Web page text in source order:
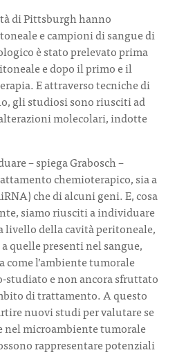
di Pittsburgh hanno
e campioni di sangue di
è stato prelevato prima
e dopo il primo e il
E attraverso tecniche di
gli studiosi sono riusciti ad
molecolari, indotte
– spiega Grabosch –
chemioterapico, sia a
che di alcuni geni. E, cosa
siamo riusciti a individuare
della cavità peritoneale,
quelle presenti nel sangue,
l’ambiente tumorale
studiato e non ancora sfruttato
di trattamento. A questo
nuovi studi per valutare se
nel microambiente tumorale
rappresentare potenziali